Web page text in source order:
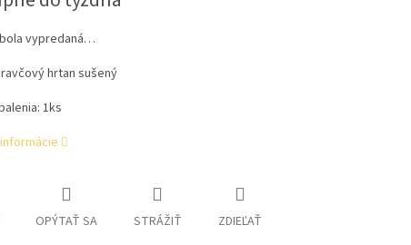
vypredaná…
hrtan sušený
1ks
OPÝTAŤ SA STRÁŽIŤ ZDIEĽAŤ